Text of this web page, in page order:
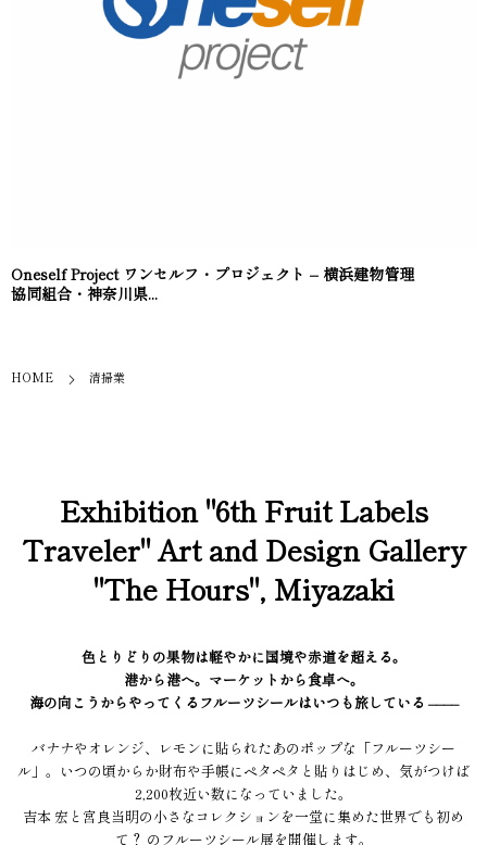
Oneself Project ワンセルフ・プロジェクト – 横浜建物管理
協同組合・神奈川県...
HOME 清掃業
Exhibition "6th Fruit Labels
Traveler" Art and Design Gallery
"The Hours", Miyazaki
色とりどりの果物は軽やかに国境や赤道を超える。
港から港へ。マーケットから食卓へ。
海の向こうからやってくるフルーツシールはいつも旅している ––––
バナナやオレンジ、レモンに貼られたあのポップな「フルーツシー
ル」。いつの頃からか財布や手帳にペタペタと貼りはじめ、気がつけば
2,200枚近い数になっていました。
吉本 宏と宮良当明の小さなコレクションを一堂に集めた世界でも初め
て？ のフルーツシール展を開催します。